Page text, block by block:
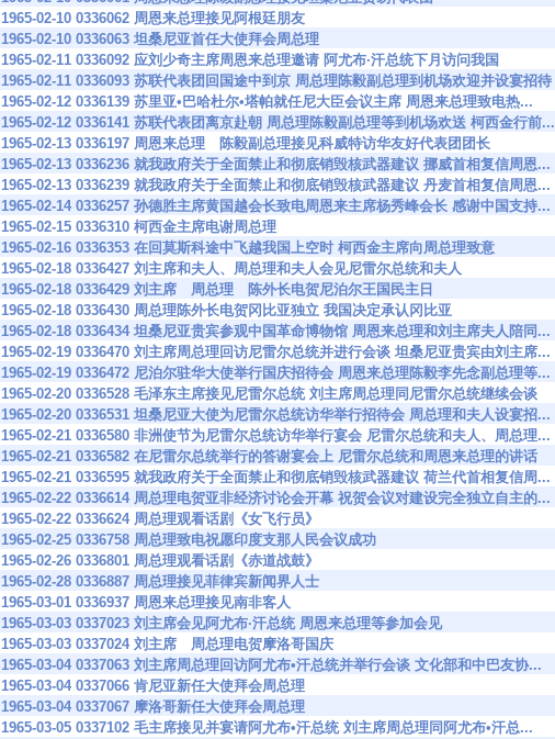
1965-02-10 0336062 周恩来总理接见阿根廷朋友
1965-02-10 0336063 坦桑尼亚首任大使拜会周总理
1965-02-11 0336092 应刘少奇主席周恩来总理邀请 阿尤布·汗总统下月访问我国
1965-02-11 0336093 苏联代表团回国途中到京 周总理陈毅副总理到机场欢迎并设宴招待
1965-02-12 0336139 苏里亚•巴哈杜尔•塔帕就任尼大臣会议主席 周恩来总理致电热...
1965-02-12 0336141 苏联代表团离京赴朝 周总理陈毅副总理等到机场欢送 柯西金行前...
1965-02-13 0336197 周恩来总理 陈毅副总理接见科威特访华友好代表团团长
1965-02-13 0336236 就我政府关于全面禁止和彻底销毁核武器建议 挪威首相复信周恩...
1965-02-13 0336239 就我政府关于全面禁止和彻底销毁核武器建议 丹麦首相复信周恩...
1965-02-14 0336257 孙德胜主席黄国越会长致电周恩来主席杨秀峰会长 感谢中国支持...
1965-02-15 0336310 柯西金主席电谢周总理
1965-02-16 0336353 在回莫斯科途中飞越我国上空时 柯西金主席向周总理致意
1965-02-18 0336427 刘主席和夫人、周总理和夫人会见尼雷尔总统和夫人
1965-02-18 0336429 刘主席 周总理 陈外长电贺尼泊尔王国民主日
1965-02-18 0336430 周总理陈外长电贺冈比亚独立 我国决定承认冈比亚
1965-02-18 0336434 坦桑尼亚贵宾参观中国革命博物馆 周恩来总理和刘主席夫人陪同...
1965-02-19 0336470 刘主席周总理回访尼雷尔总统并进行会谈 坦桑尼亚贵宾由刘主席...
1965-02-19 0336472 尼泊尔驻华大使举行国庆招待会 周恩来总理陈毅李先念副总理等...
1965-02-20 0336528 毛泽东主席接见尼雷尔总统 刘主席周总理同尼雷尔总统继续会谈
1965-02-20 0336531 坦桑尼亚大使为尼雷尔总统访华举行招待会 周总理和夫人设宴招...
1965-02-21 0336580 非洲使节为尼雷尔总统访华举行宴会 尼雷尔总统和夫人、周总理...
1965-02-21 0336582 在尼雷尔总统举行的答谢宴会上 尼雷尔总统和周恩来总理的讲话
1965-02-21 0336595 就我政府关于全面禁止和彻底销毁核武器建议 荷兰代首相复信周...
1965-02-22 0336614 周总理电贺亚非经济讨论会开幕 祝贺会议对建设完全独立自主的...
1965-02-22 0336624 周总理观看话剧《女飞行员》
1965-02-25 0336758 周总理致电祝愿印度支那人民会议成功
1965-02-26 0336801 周总理观看话剧《赤道战鼓》
1965-02-28 0336887 周总理接见菲律宾新闻界人士
1965-03-01 0336937 周恩来总理接见南非客人
1965-03-03 0337023 刘主席会见阿尤布·汗总统 周恩来总理等参加会见
1965-03-03 0337024 刘主席 周总理电贺摩洛哥国庆
1965-03-04 0337063 刘主席周总理回访阿尤布•汗总统并举行会谈 文化部和中巴友协...
1965-03-04 0337066 肯尼亚新任大使拜会周总理
1965-03-04 0337067 摩洛哥新任大使拜会周总理
1965-03-05 0337102 毛主席接见并宴请阿尤布•汗总统 刘主席周总理同阿尤布•汗总...